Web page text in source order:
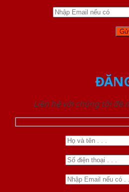
Liên hệ với chúng tôi để